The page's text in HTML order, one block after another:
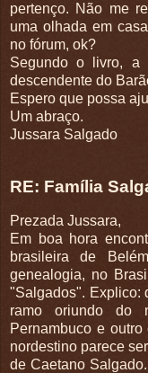
pertenço. Não me
uma olhada em
no fórum, ok?
Segundo o livro, a
descendente do
Espero que possa
Um abraço.
Jussara Salgado
RE: Família
Prezada Jussara,
Em boa hora
brasileira de
genealogia, no
"Salgados". Explico:
ramo oriundo do
Pernambuco e
nordestino parece
de Caetano